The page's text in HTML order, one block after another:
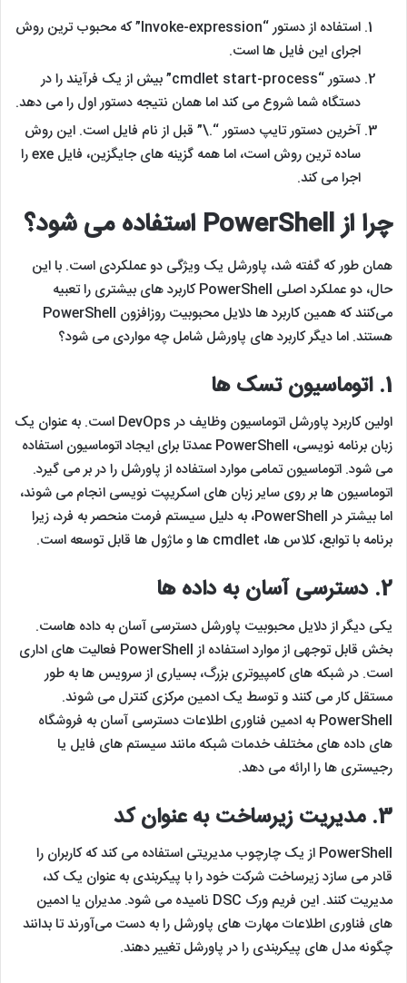
استفاده از دستور “Invoke-expression” که محبوب ترین روش
اجرای این فایل ها است.
دستور “cmdlet start-process” بیش از یک فرآیند را در
دستگاه شما شروع می کند اما همان نتیجه دستور اول را می دهد.
آخرین دستور تایپ دستور “.\” قبل از نام فایل است. این روش
ساده ترین روش است، اما همه گزینه های جایگزین، فایل exe را
اجرا می کند.
چرا از PowerShell استفاده می شود؟
همان طور که گفته شد، پاورشل یک ویژگی دو عملکردی است. با این
حال، دو عملکرد اصلی PowerShell کاربرد های بیشتری را تعبیه
می‌کنند که همین کاربرد ها دلایل محبوبیت روزافزون PowerShell
هستند. اما دیگر کاربرد های پاورشل شامل چه مواردی می شود؟
1. اتوماسیون تسک ها
اولین کاربرد پاورشل اتوماسیون وظایف در DevOps است. به عنوان یک
زبان برنامه نویسی، PowerShell عمدتا برای ایجاد اتوماسیون استفاده
می شود. اتوماسیون تمامی موارد استفاده از پاورشل را در بر می گیرد.
اتوماسیون ها بر روی سایر زبان های اسکریپت نویسی انجام می شوند،
اما بیشتر در PowerShell، به دلیل سیستم فرمت منحصر به فرد، زیرا
برنامه با توابع، کلاس ها، cmdlet ها و ماژول ها قابل توسعه است.
2. دسترسی آسان به داده ها
یکی دیگر از دلایل محبوبیت پاورشل دسترسی آسان به داده هاست.
بخش قابل توجهی از موارد استفاده از PowerShell فعالیت های اداری
است. در شبکه های کامپیوتری بزرگ، بسیاری از سرویس ها به طور
مستقل کار می کنند و توسط یک ادمین مرکزی کنترل می شوند.
PowerShell به ادمین فناوری اطلاعات دسترسی آسان به فروشگاه
های داده های مختلف خدمات شبکه مانند سیستم های فایل یا
رجیستری ها را ارائه می دهد.
3. مدیریت زیرساخت به عنوان کد
PowerShell از یک چارچوب مدیریتی استفاده می کند که کاربران را
قادر می سازد زیرساخت شرکت خود را با پیکربندی به عنوان یک کد،
مدیریت کنند. این فریم ورک DSC نامیده می شود. مدیران یا ادمین‌
های فناوری اطلاعات مهارت‌ های پاورشل را به دست می‌آورند تا بدانند
چگونه مدل‌ های پیکربندی را در پاورشل تغییر دهند.